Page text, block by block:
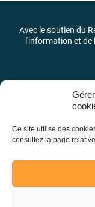
Ce site utilise des
consultez la page
Avec le soutien du
l'information et de
Laboratoire des